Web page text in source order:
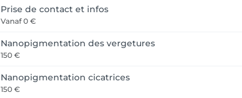
Prise de contact et infos
Vanaf0 €
Nanopigmentation des vergetures
150 €
Nanopigmentation cicatrices
150 €